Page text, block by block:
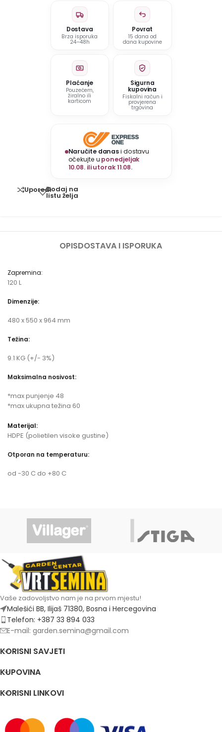
Dostava
Brza isporuka
24–48h
Povrat
15 dana od
dana kupovine
Plaćanje
Pouzećem,
žiralno ili
karticom
Sigurna
kupovina
Fiskalni račun i
provjerena
trgovina
Naručite danasi dostavu
očekujte u ponedjeljak
10.08. ili utorak 11.08.
UporediDodaj na
listu želja
OPISDOSTAVA I ISPORUKA
Zapremina:
120 L
Dimenzije:
480 x 550 x 964 mm
Težina:
9.1 KG (+/- 3%)
Maksimalna nosivost:
*max punjenje 48
*max ukupna težina 60
Materijal:
HDPE (polietilen visoke gustine)
Otporan na temperaturu:
od -30 C do +80 C
Vaše zadovoljstvo nam je na prvom mjestu!
Malešići BB, Ilijaš 71380, Bosna i Hercegovina
Telefon: +387 33 894 033
E-mail: garden.semina@gmail.com
KORISNI SAVJETI
KUPOVINA
KORISNI LINKOVI